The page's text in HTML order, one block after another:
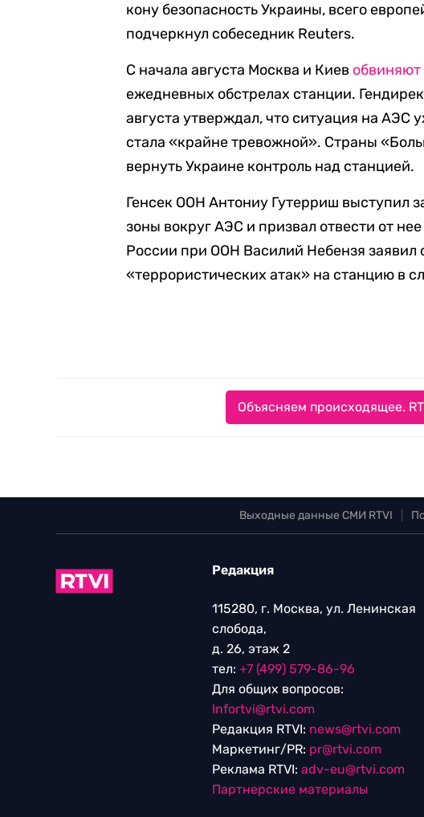
кону безопасность Украины, всего
подчеркнул собеседник Reuters.
С начала августа Москва и Киев обвиняют
ежедневных обстрелах станции.
августа утверждал, что ситуация на АЭС
стала «крайне тревожной». Страны
вернуть Украине контроль над станцией.
Генсек ООН Антониу Гутерриш выступил
зоны вокруг АЭС и призвал отвести от
России при ООН Василий Небензя заявил
«террористических атак» на станцию в
Объясняем происходящее.
Выходные данные СМИ RTVI
Редакция
115280, г. Москва, ул. Ленинская
слобода,
д. 26, этаж 2
тел: +7 (499) 579-86-96
Для общих вопросов:
Infortvi@rtvi.com
Редакция RTVI: news@rtvi.com
Маркетинг/PR: pr@rtvi.com
Реклама RTVI: adv-eu@rtvi.com
Партнерские материалы